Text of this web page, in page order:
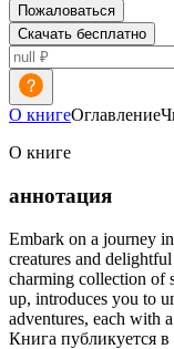
Пожаловаться
Скачать бесплатно
О книгеОглавление
О книге
аннотация
Embark on a journey
creatures and
charming collection of
up, introduces you to
adventures, each with
Книга публикуется